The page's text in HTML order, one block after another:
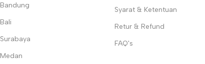
Bandung
Bali
Surabaya
Medan
Syarat & Ketentuan
Retur & Refund
FAQ's